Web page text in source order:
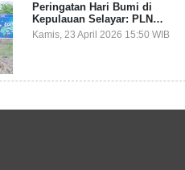
Peringatan Hari Bumi di
Kepulauan Selayar: PLN
Indonesia Power Gandeng
Pemda dan Komunitas, Giatkan
Kamis, 23 April 2026 15:50 WIB